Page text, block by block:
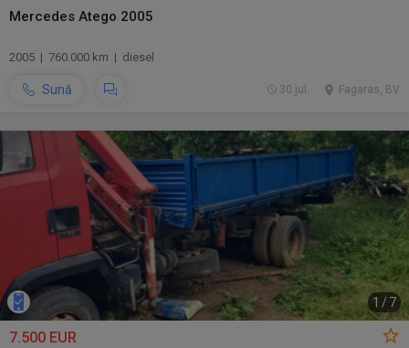
Mercedes Atego 2005
2005 | 760.000 km | diesel
Sună Fagaras, BV
30 jul.
1 / 7
7.500 EUR